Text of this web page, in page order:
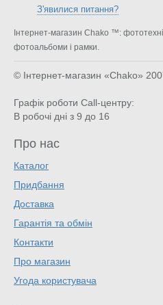
З'явилися питання?
Інтернет-магазин Chako ™:
фотоальбоми і рамки.
© Інтернет-магазин «Chako»
Графік роботи Call-центру:
В робочі дні з 9 до 16
Про нас
Каталог
Придбання
Доставка
Гарантія та обмін
Контакти
Про магазин
Угода користувача